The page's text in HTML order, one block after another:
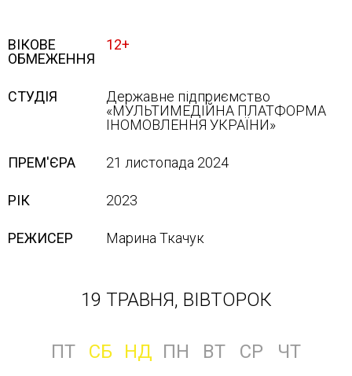
ВІКОВЕ
ОБМЕЖЕННЯ
12+
СТУДІЯ
Державне підприємство
«МУЛЬТИМЕДІЙНА ПЛАТФОРМА
ІНОМОВЛЕННЯ УКРАЇНИ»
ПРЕМ'ЄРА 21 листопада 2024
РІК 2023
РЕЖИСЕР Марина Ткачук
19 ТРАВНЯ, ВІВТОРОК
ПТ СБ НД ПН ВТ СР
ЧТ